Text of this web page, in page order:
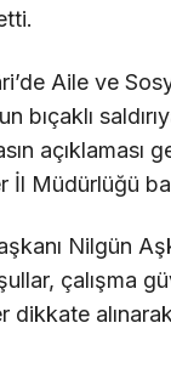
Aile ve
açıklaması
Müdürlüğü
Nilgün
çalışma